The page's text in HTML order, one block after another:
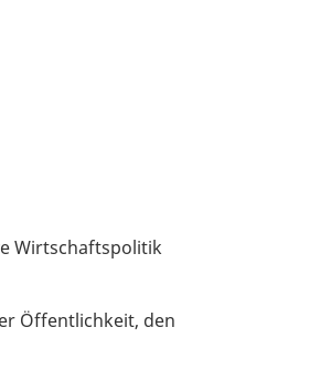
Wirtschaftspolitik
Öffentlichkeit, den